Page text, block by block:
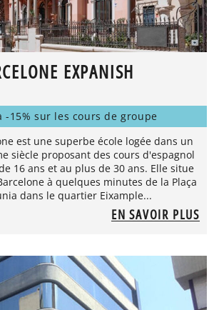
EXPANISH
-15% sur les cours de groupe
est une superbe école logée dans un
siècle proposant des cours d'espagnol
16 ans et au plus de 30 ans. Elle situe
à quelques minutes de la Plaça
dans le quartier Eixample...
EN SAVOIR PLUS